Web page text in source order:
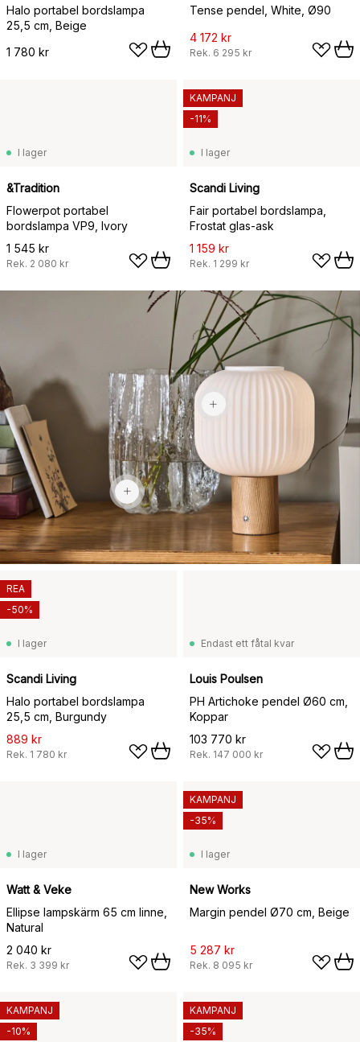
Halo portabel bordslampa
25,5 cm, Beige
1 780 kr
Tense pendel, White, Ø90
4 172 kr
Rek. 6 295 kr
I lager
&Tradition
Flowerpot portabel
bordslampa VP9, Ivory
1 545 kr
Rek. 2 080 kr
I lager
Scandi Living
Fair portabel bordslampa,
Frostat glas-ask
1 159 kr
Rek. 1 299 kr
KAMPANJ
-11%
1 159 kr
2 969 kr
I lager
Scandi Living
Halo portabel bordslampa
25,5 cm, Burgundy
889 kr
Rek. 1 780 kr
REA
-50%
Endast ett fåtal kvar
Louis Poulsen
PH Artichoke pendel Ø60 cm,
Koppar
103 770 kr
Rek. 147 000 kr
I lager
Watt & Veke
Ellipse lampskärm 65 cm linne,
Natural
2 040 kr
Rek. 3 399 kr
I lager
New Works
Margin pendel Ø70 cm, Beige
5 287 kr
Rek. 8 095 kr
KAMPANJ
-35%
KAMPANJ
-10%
KAMPANJ
-35%